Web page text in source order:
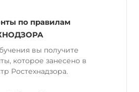
по правилам
вы получите
которое занесено в
Ростехнадзора.